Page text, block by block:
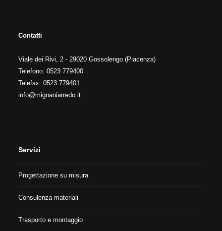
Contatti
Viale dei Rivi, 2 - 29020 Gossolengo (Piacenza)
Telefono: 0523 779400
Telefax: 0523 779401
info@mignaniarredo.it
Servizi
Progettazione su misura
Consulenza materiali
Trasporto e montaggio